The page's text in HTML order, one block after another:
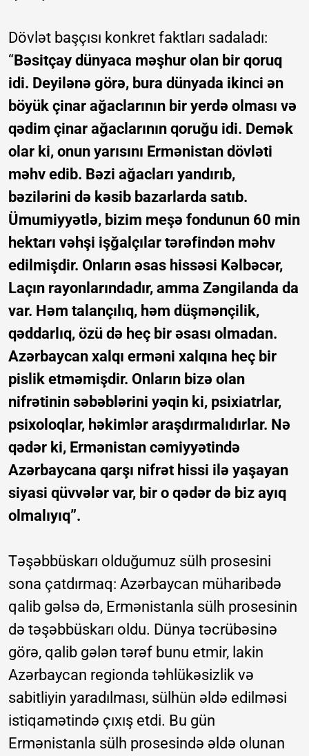
Dövlət başçısı konkret faktları sadaladı:
“Bəsitçay dünyaca məşhur olan bir qoruq
idi. Deyilənə görə, bura dünyada ikinci ən
böyük çinar ağaclarının bir yerdə olması və
qədim çinar ağaclarının qoruğu idi. Demək
olar ki, onun yarısını Ermənistan dövləti
məhv edib. Bəzi ağacları yandırıb,
bəzilərini də kəsib bazarlarda satıb.
Ümumiyyətlə, bizim meşə fondunun 60 min
hektarı vəhşi işğalçılar tərəfindən məhv
edilmişdir. Onların əsas hissəsi Kəlbəcər,
Laçın rayonlarındadır, amma Zəngilanda da
var. Həm talançılıq, həm düşmənçilik,
qəddarlıq, özü də heç bir əsası olmadan.
Azərbaycan xalqı erməni xalqına heç bir
pislik etməmişdir. Onların bizə olan
nifrətinin səbəblərini yəqin ki, psixiatrlar,
psixoloqlar, həkimlər araşdırmalıdırlar. Nə
qədər ki, Ermənistan cəmiyyətində
Azərbaycana qarşı nifrət hissi ilə yaşayan
siyasi qüvvələr var, bir o qədər də biz ayıq
olmalıyıq”.
Təşəbbüskarı olduğumuz sülh prosesini
sona çatdırmaq: Azərbaycan müharibədə
qalib gəlsə də, Ermənistanla sülh prosesinin
də təşəbbüskarı oldu. Dünya təcrübəsinə
görə, qalib gələn tərəf bunu etmir, lakin
Azərbaycan regionda təhlükəsizlik və
sabitliyin yaradılması, sülhün əldə edilməsi
istiqamətində çıxış etdi. Bu gün
Ermənistanla sülh prosesində əldə olunan